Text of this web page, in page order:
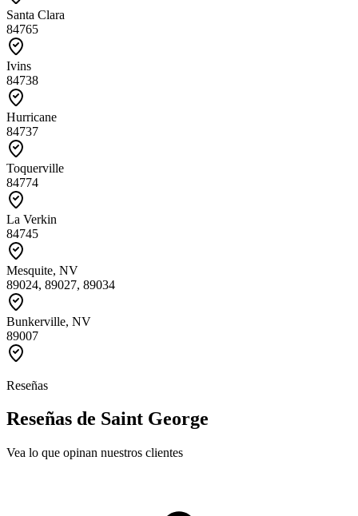
Santa Clara
84765
Ivins
84738
Hurricane
84737
Toquerville
84774
La Verkin
84745
Mesquite, NV
89024, 89027, 89034
Bunkerville, NV
89007
Reseñas
Reseñas de Saint George
Vea lo que opinan nuestros clientes